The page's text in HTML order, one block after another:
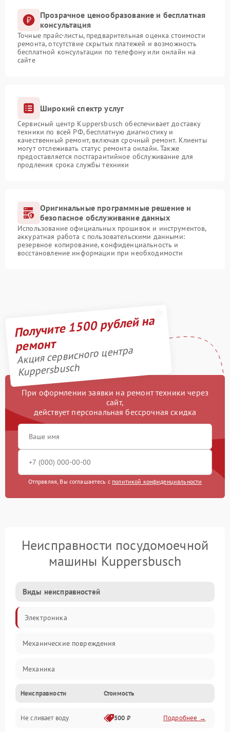
Прозрачное ценообразование и бесплатная
консультация
Точные прайс-листы, предварительная оценка стоимости
ремонта, отсутствие скрытых платежей и возможность
бесплатной консультации по телефону или онлайн на
сайте
Широкий спектр услуг
Сервисный центр Kuppersbusch обеспечивает доставку
техники по всей РФ, бесплатную диагностику и
качественный ремонт, включая срочный ремонт. Клиенты
могут отслеживать статус ремонта онлайн. Также
предоставляется постгарантийное обслуживание для
продления срока службы техники
Оригинальные программные решение и
безопасное обслуживание данных
Использование официальных прошивок и инструментов,
аккуратная работа с пользовательскими данными:
резервное копирование, конфиденциальность и
восстановление информации при необходимости
Получите 1500 рублей на
ремонт
Акция сервисного центра
Kuppersbusch
При оформлении заявки на ремонт техники через
сайт,
действует персональная бессрочная скидка
Отправляя, Вы соглашаетесь с политикой конфиденциальности
Неисправности посудомоечной
машины Kuppersbusch
Виды неисправностей
Электроника
Механические повреждения
Механика
Управление
Электропитание
Неисправности Стоимость
Не сливает воду 500 ₽ Подробнее →